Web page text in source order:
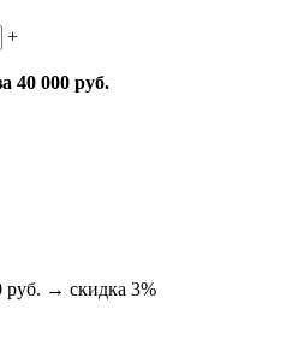
+
40 000 руб.
руб. → скидка 3%